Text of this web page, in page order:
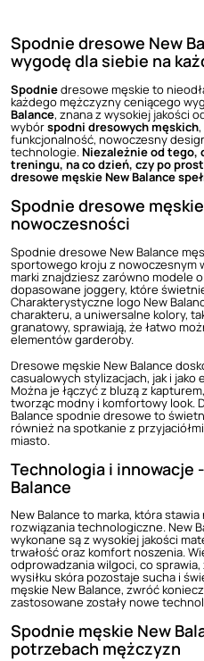
Spodnie dresowe New
wygodę dla siebie na
Spodniedresowe męskie to
każdego mężczyzny ceniącego
Balance, znana z wysokiej jakości
wybórspodni dresowych męskich
funkcjonalność, nowoczesny
technologie. Niezależnie od tego,
treningu, na co dzień, czy po
dresowe męskie New Balance
Spodnie dresowe
nowoczesności
Spodnie dresowe New Balance
sportowego kroju z nowoczesnym
marki znajdziesz zarówno modele
dopasowane joggery, które
Charakterystyczne logo New
charakteru, a uniwersalne kolory,
granatowy, sprawiają, że łatwo
elementów garderoby.
Dresowe męskie New Balance
casualowych stylizacjach, jak i
Można je łączyć z bluzą z
tworząc modny i komfortowy look.
Balance spodnie dresowe to
również na spotkanie z
miasto.
Technologia i innowacje
Balance
New Balance to marka, która
rozwiązania technologiczne. New
wykonane są z wysokiej jakości
trwałość oraz komfort noszenia.
odprowadzania wilgoci, co
wysiłku skóra pozostaje sucha i
męskie New Balance, zwróć
zastosowane zostały nowe
Spodnie męskie New
potrzebach mężczyzn